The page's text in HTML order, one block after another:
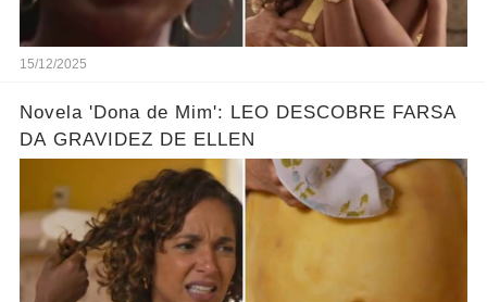
15/12/2025
Novela 'Dona de Mim': LEO DESCOBRE FARSA
DA GRAVIDEZ DE ELLEN